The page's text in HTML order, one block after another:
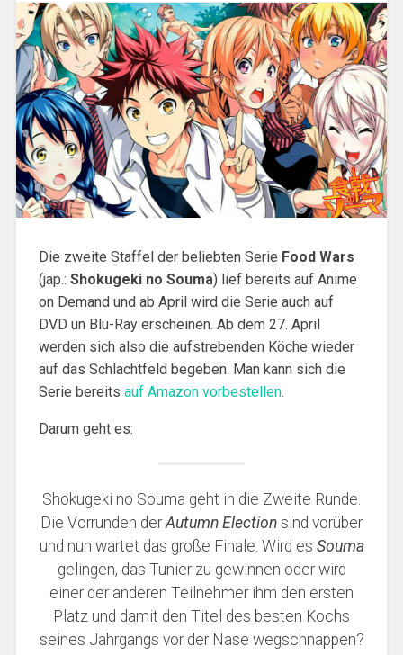
Die zweite Staffel der beliebten Serie Food Wars
(jap.: Shokugeki no Souma) lief bereits auf Anime
on Demand und ab April wird die Serie auch auf
DVD un Blu-Ray erscheinen. Ab dem 27. April
werden sich also die aufstrebenden Köche wieder
auf das Schlachtfeld begeben. Man kann sich die
Serie bereits auf Amazon vorbestellen.
Darum geht es:
Shokugeki no Souma geht in die Zweite Runde.
Die Vorrunden derAutumn Election sind vorüber
und nun wartet das große Finale. Wird es Souma
gelingen, das Tunier zu gewinnen oder wird
einer der anderen Teilnehmer ihm den ersten
Platz und damit den Titel des besten Kochs
seines Jahrgangs vor der Nase wegschnappen?